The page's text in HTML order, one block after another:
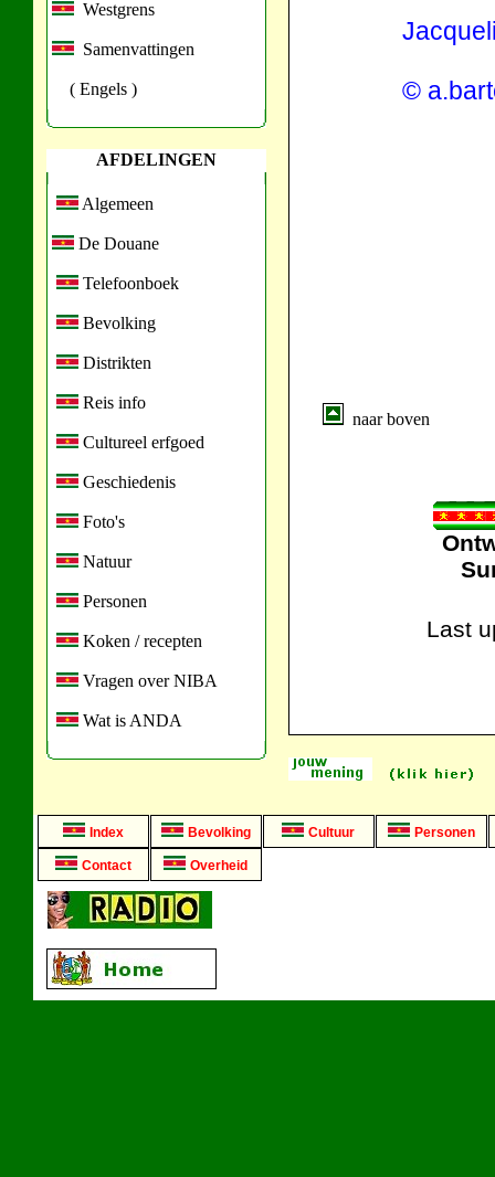
Westgrens
Samenvattingen
( Engels )
AFDELINGEN
Algemeen
De Douane
Telefoonboek
Bevolking
Distrikten
Reis info
Cultureel erfgoed
Geschiedenis
Foto's
Natuur
Personen
Koken / recepten
Vragen over NIBA
Wat is ANDA
©
naar boven
Last
Index Bevolking Cultuur Personen
Contact Overheid